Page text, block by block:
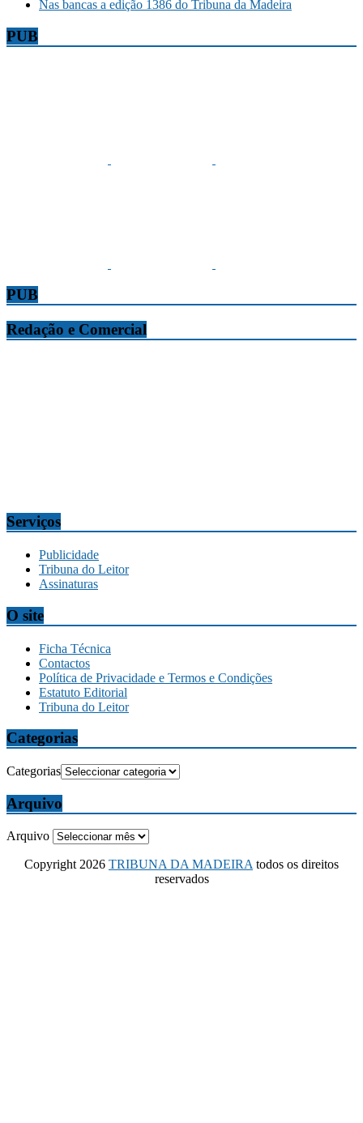
Nas bancas a edição 1386 do Tribuna da Madeira
PUB
PUB
Redação e Comercial
Serviços
Publicidade
Tribuna do Leitor
Assinaturas
O site
Ficha Técnica
Contactos
Política de Privacidade e Termos e Condições
Estatuto Editorial
Tribuna do Leitor
Categorias
Categorias
Arquivo
Arquivo
Copyright 2026 TRIBUNA DA MADEIRAtodos os direitos
reservados